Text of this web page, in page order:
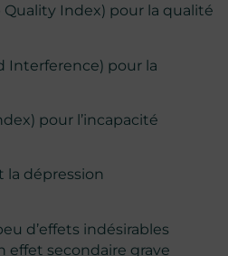
Quality Index) pour la qualité
Interference) pour la
pour l’incapacité
la dépression
d’effets indésirables
effet secondaire grave